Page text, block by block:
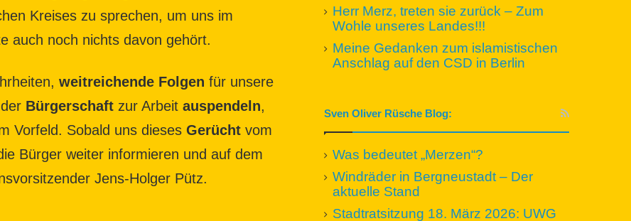
Kreises zu sprechen, um uns im
auch noch nichts davon gehört.
weitreichende Folgen für unsere
Bürgerschaft zur Arbeit auspendeln,
Vorfeld. Sobald uns dieses Gerücht vom
Bürger weiter informieren und auf dem
Jens-Holger Pütz.
Herr Merz, treten sie zurück – Zum
Wohle unseres Landes!!!
Meine Gedanken zum islamistischen
Anschlag auf den CSD in Berlin
Sven Oliver Rüsche Blog:
Was bedeutet „Merzen“?
Windräder in Bergneustadt – Der
aktuelle Stand
Stadtratsitzung 18. März 2026: UWG